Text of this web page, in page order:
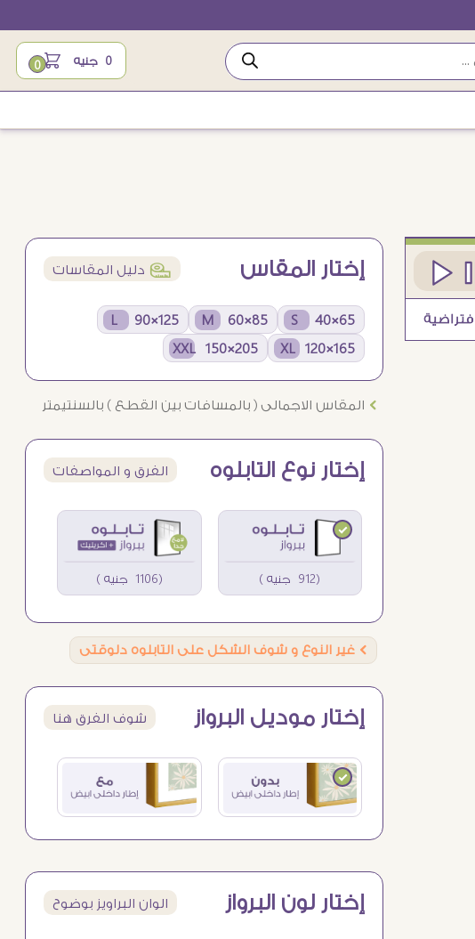
0 جنيه 0
إختار المقاس í دليل المقاسات
65×40 S
85×60 M
125×90 L
165×120 XL
205×150 XXL
Ö المقاس الاجمالى ( بالمسافات بين القطع ) بالسنتيمتر
إختار نوع التابلوه الفرق و المواصفات
(912 جنيه ) (1106 جنيه )
Ö غير النوع و شوف الشكل على التابلوه دلوقتى
إختار موديل البرواز شوف الفرق هنا
إختار لون البرواز الوان البراويز بوضوح